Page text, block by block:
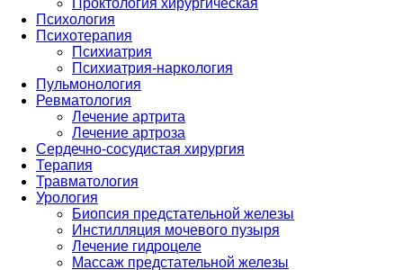
Проктология хирургическая
Психология
Психотерапия
Психиатрия
Психиатрия-наркология
Пульмонология
Ревматология
Лечение артрита
Лечение артроза
Сердечно-сосудистая хирургия
Терапия
Травматология
Урология
Биопсия предстательной железы
Инстилляция мочевого пузыря
Лечение гидроцеле
Массаж предстательной железы